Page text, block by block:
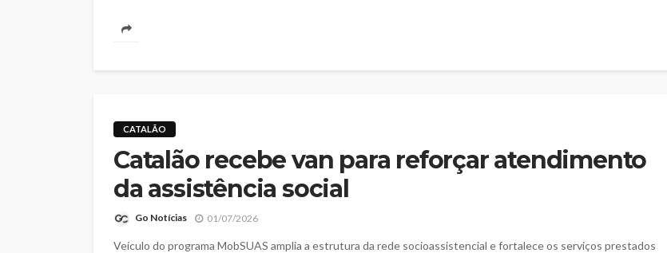
CATALÃO
Catalão recebe van para reforçar atendimento
da assistência social
Go Notícias 01/07/2026
Veículo do programa MobSUAS amplia a estrutura da rede socioassistencial e fortalece os serviços prestados